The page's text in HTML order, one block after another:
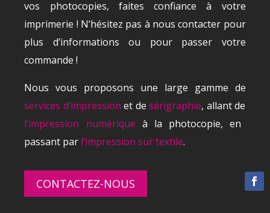
vos photocopies, faites confiance à votre
imprimerie ! N’hésitez pas à nous contacter pour
plus d’informations ou pour passer votre
commande !
Nous vous proposons une large gamme de
services d‘impression et de sérigraphie, allantde
l‘impression numérique à la photocopie, en
passant par l‘impression surtextile.
CONTACTEZ-NOUS